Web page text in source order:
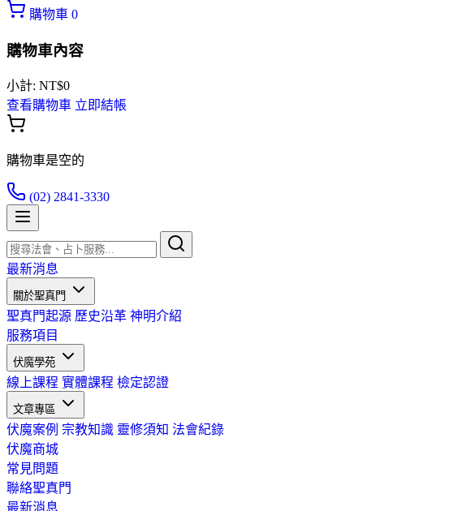
購物車 0
購物車內容
小計: NT$0
查看購物車 立即結帳
購物車是空的
(02) 2841-3330
最新消息
關於聖真門
聖真門起源 歷史沿革 神明介紹
服務項目
伏魔學苑
線上課程 實體課程 檢定認證
文章專區
伏魔案例 宗教知識 靈修須知 法會紀錄
伏魔商城
常見問題
聯絡聖真門
最新消息